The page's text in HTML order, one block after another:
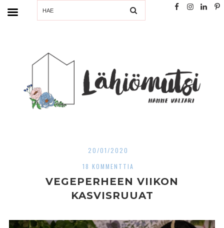
SEARCH
20/01/2020
18 KOMMENTTIA
VEGEPERHEEN VIIKON
KASVISRUUAT